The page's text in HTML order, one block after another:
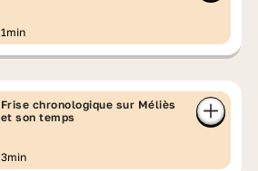
1min
Frise chronologique sur Méliès
et son temps
3min